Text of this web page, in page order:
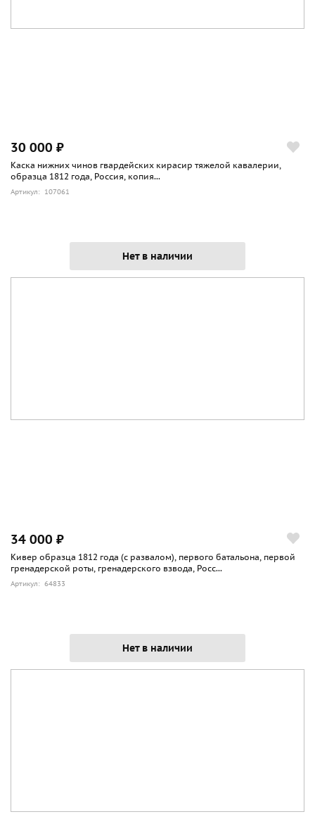
30 000 ₽
Каска нижних чинов гвардейских кирасир тяжелой кавалерии,
образца 1812 года, Россия, копия...
Артикул: 107061
Нет в наличии
34 000 ₽
Кивер образца 1812 года (с развалом), первого батальона, первой
гренадерской роты, гренадерского взвода, Росс...
Артикул: 64833
Нет в наличии